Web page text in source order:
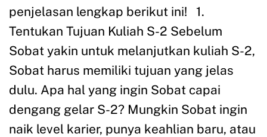
penjelasan lengkap berikut ini! 1.
Tentukan Tujuan Kuliah S-2 Sebelum
Sobat yakin untuk melanjutkan kuliah S-2,
Sobat harus memiliki tujuan yang jelas
dulu. Apa hal yang ingin Sobat capai
dengang gelar S-2? Mungkin Sobat ingin
naik level karier, punya keahlian baru, atau